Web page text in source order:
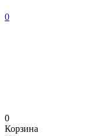
0
0
Корзина